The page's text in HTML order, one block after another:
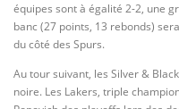
équipes sont à égalité 2-2, une
banc (27 points, 13 rebonds)
du côté des Spurs.
Au tour suivant, les Silver &
noire. Les Lakers, triple